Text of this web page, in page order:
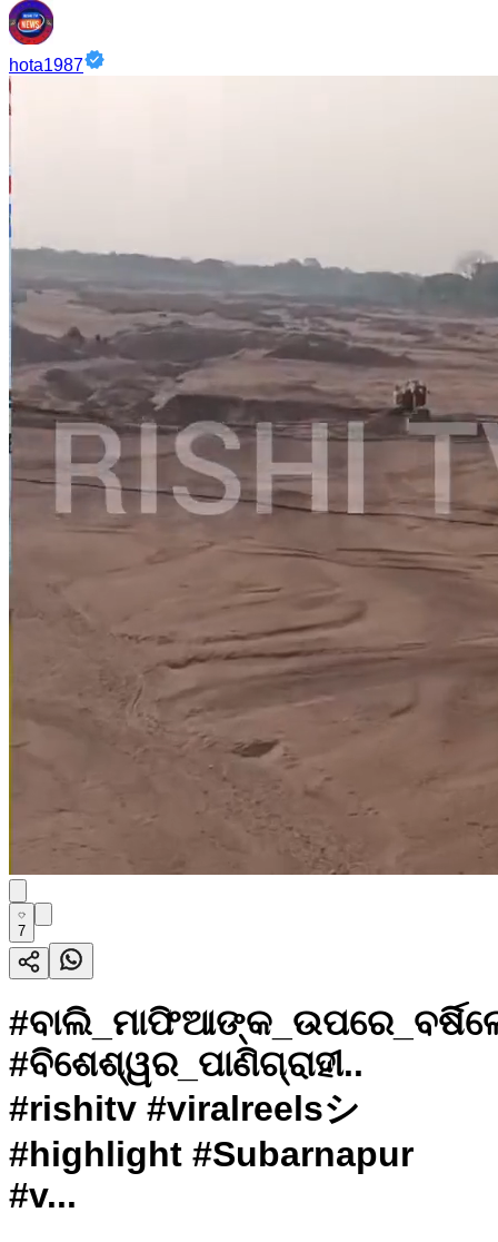
hota1987
7
#ବିଶେଶ୍ୱର_ପାଣିଗ୍ରାହୀ..
#rishitv #viralreelsシ
#highlight #Subarnapur
#v...